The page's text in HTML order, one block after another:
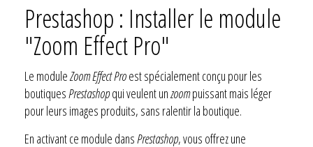
Prestashop : Installer le module
"Zoom Effect Pro"
Le moduleZoom Effect Proest spécialement conçu pour les
boutiquesPrestashopqui veulent unzoompuissant mais léger
pour leurs images produits, sans ralentir la boutique.
En activant ce module dansPrestashop, vous offrez une